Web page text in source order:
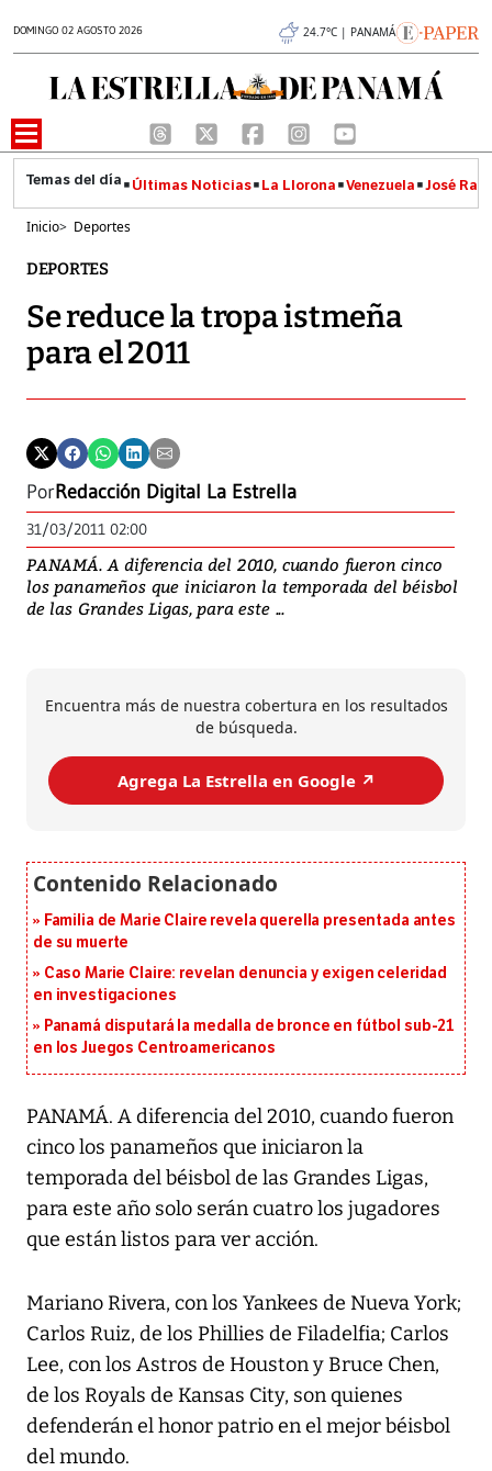
DOMINGO 02 AGOSTO 2026 24.7°C | PANAMÁ
Últimas Noticias La Llorona Venezuela José
Inicio> Deportes
DEPORTES
Se reduce la tropa istmeña
para el 2011
PorRedacción Digital La Estrella
31/03/2011 02:00
PANAMÁ. A diferencia del 2010, cuando fueron cinco
los panameños que iniciaron la temporada del béisbol
de las Grandes Ligas, para este ...
Encuentra más de nuestra cobertura en los resultados
de búsqueda.
Agrega La Estrella en Google ↗️
Familia de Marie Claire revela querella presentada antes
de su muerte
Caso Marie Claire: revelan denuncia y exigen celeridad
en investigaciones
Panamá disputará la medalla de bronce en fútbol sub-21
en los Juegos Centroamericanos
PANAMÁ. A diferencia del 2010, cuando fueron
cinco los panameños que iniciaron la
temporada del béisbol de las Grandes Ligas,
para este año solo serán cuatro los jugadores
que están listos para ver acción.
Mariano Rivera, con los Yankees de Nueva York;
Carlos Ruiz, de los Phillies de Filadelfia; Carlos
Lee, con los Astros de Houston y Bruce Chen,
de los Royals de Kansas City, son quienes
defenderán el honor patrio en el mejor béisbol
del mundo.